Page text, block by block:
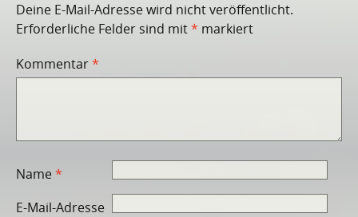
Deine E-Mail-Adresse wird nicht veröffentlicht.
Erforderliche Felder sind mit* markiert
Kommentar*
Name*
E-Mail-Adresse